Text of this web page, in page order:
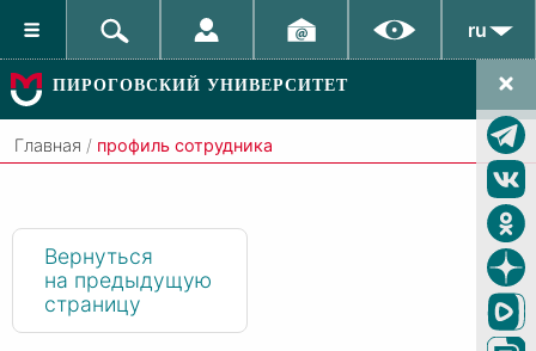
ru
ПИРОГОВСКИЙ УНИВЕРСИТЕТ
Главная / профиль сотрудника
Вернуться
на предыдущую
страницу